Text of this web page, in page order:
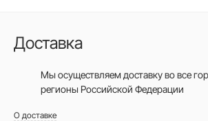
Доставка
Мы осуществляем доставку во все
регионы Российской Федерации
О доставке